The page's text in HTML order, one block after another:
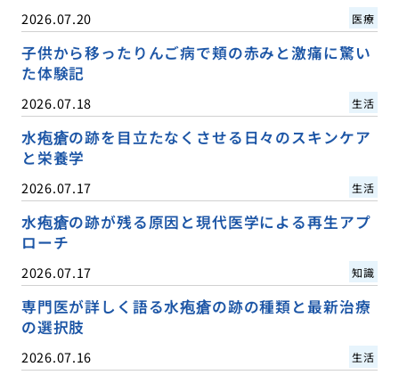
2026.07.20 医療
子供から移ったりんご病で頬の赤みと激痛に驚い
た体験記
2026.07.18 生活
水疱瘡の跡を目立たなくさせる日々のスキンケア
と栄養学
2026.07.17 生活
水疱瘡の跡が残る原因と現代医学による再生アプ
ローチ
2026.07.17 知識
専門医が詳しく語る水疱瘡の跡の種類と最新治療
の選択肢
2026.07.16 生活